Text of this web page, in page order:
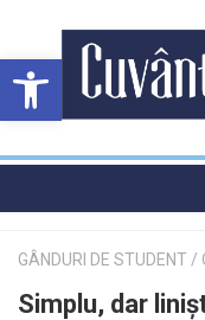
Deschide
content
GÂNDURI DE STUDENT /
Simplu, dar